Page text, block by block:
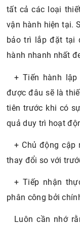
tất cả các loại
vận hành hiện tại.
bảo trì lắp đặt tại
hành nhanh nhất
+ Tiến hành
được đâu sẽ là
tiên trước khi có
quả duy trì hoạt
+ Chủ động cập
thay đổi so với
+ Tiếp nhận
phân công bởi
Luôn cần nhớ